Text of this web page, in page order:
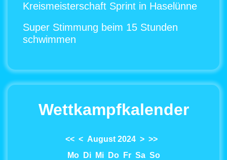
Kreismeisterschaft Sprint in Haselünne
Super Stimmung beim 15 Stunden
schwimmen
Wettkampfkalender
<< < August 2024 > >>
Mo
Di Mi Do Fr Sa So